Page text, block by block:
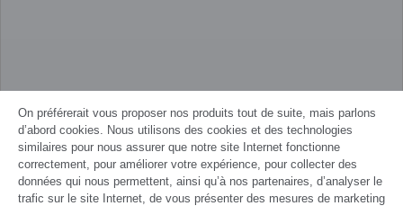
On préférerait vous proposer nos produits tout de suite, mais parlons
d’abord cookies. Nous utilisons des cookies et des technologies
similaires pour nous assurer que notre site Internet fonctionne
correctement, pour améliorer votre expérience, pour collecter des
données qui nous permettent, ainsi qu’à nos partenaires, d’analyser le
trafic sur le site Internet, de vous présenter des mesures de marketing